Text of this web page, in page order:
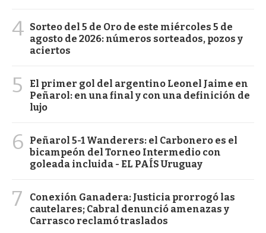
4 Sorteo del 5 de Oro de este miércoles 5 de
agosto de 2026: números sorteados, pozos y
aciertos
5
El primer gol del argentino Leonel Jaime en
Peñarol: en una final y con una definición de
lujo
6
Peñarol 5-1 Wanderers: el Carbonero es el
bicampeón del Torneo Intermedio con
goleada incluida - EL PAÍS Uruguay
7
Conexión Ganadera: Justicia prorrogó las
cautelares; Cabral denunció amenazas y
Carrasco reclamó traslados